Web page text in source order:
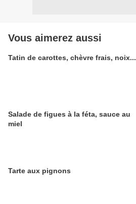
Vous aimerez aussi
Tatin de carottes, chèvre frais, noix...
Salade de figues à la féta, sauce au
miel
Tarte aux pignons